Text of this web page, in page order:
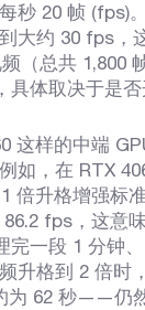
秒 20 帧 (fps)
大约 30 fps，
（总共 1,800
具体取决于是
这样的中端
如，在 RTX
倍升格增强标
fps，这意
完一段 1 分钟
升格到 2 倍时
为 62 秒——仍